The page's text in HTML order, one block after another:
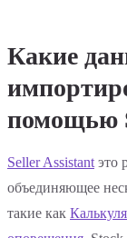
Какие
помощью
Seller Assistant это
объединяющее
такие как